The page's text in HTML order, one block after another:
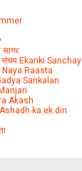
सागर
संचय Ekanki Sanchay
Naya Raasta
Sankalan
Akash
ka ek din